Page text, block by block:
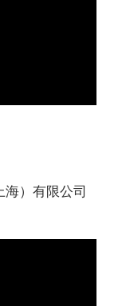
）有限公司